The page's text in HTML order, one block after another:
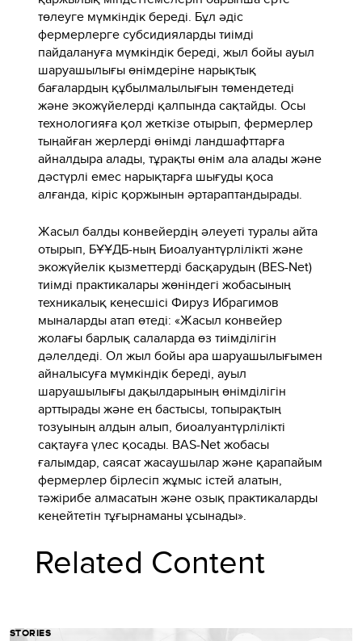
төлеуге мүмкіндік береді. Бұл әдіс
фермерлерге субсидияларды тиімді
пайдалануға мүмкіндік береді, жыл бойы ауыл
шаруашылығы өнімдеріне нарықтық
бағалардың құбылмалылығын төмендетеді
және экожүйелерді қалпында сақтайды. Осы
технологияға қол жеткізе отырып, фермерлер
тыңайған жерлерді өнімді ландшафттарға
айналдыра алады, тұрақты өнім ала алады және
дәстүрлі емес нарықтарға шығуды қоса
алғанда, кіріс қоржынын әртараптандырады.
Жасыл балды конвейердің әлеуеті туралы айта
отырып, БҰҰДБ-ның Биоалуантүрлілікті және
экожүйелік қызметтерді басқарудың (BES-Net)
тиімді практикалары жөніндегі жобасының
техникалық кеңесшісі Фируз Ибрагимов
мыналарды атап өтеді: «Жасыл конвейер
жолағы барлық салаларда өз тиімділігін
дәлелдеді. Ол жыл бойы ара шаруашылығымен
айналысуға мүмкіндік береді, ауыл
шаруашылығы дақылдарының өнімділігін
арттырады және ең бастысы, топырақтың
тозуының алдын алып, биоалуантүрлілікті
сақтауға үлес қосады. BAS-Net жобасы
ғалымдар, саясат жасаушылар және қарапайым
фермерлер бірлесіп жұмыс істей алатын,
тәжірибе алмасатын және озық практикаларды
кеңейтетін тұғырнаманы ұсынады».
Related Content
STORIES